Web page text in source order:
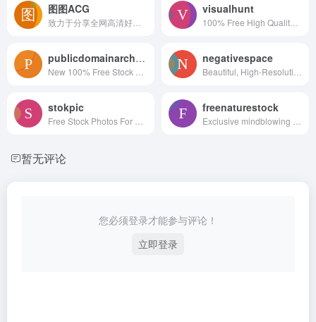
图图ACG visualhunt
publicdomainarchive negativespace
stokpic freenaturestock
暂无评论
您必须登录才能参与评论！
立即登录